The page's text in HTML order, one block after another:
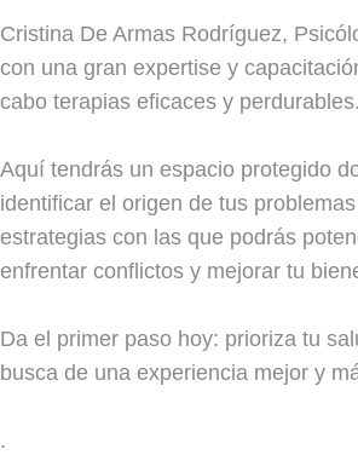
Cristina De Armas Rodríguez,
con una gran expertise y
cabo terapias eficaces y perdurables.
Aquí tendrás un espacio protegido
identificar el origen de tus
estrategias con las que podrás
enfrentar conflictos y mejorar tu
Da el primer paso hoy: prioriza tu
busca de una experiencia mejor y
.